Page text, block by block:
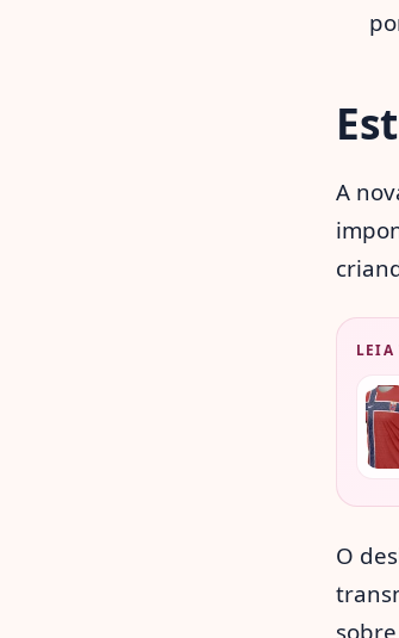
A
LEIA
O